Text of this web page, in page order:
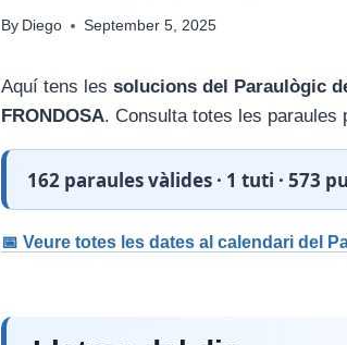
By Diego September 5, 2025
Aquí tens les solucions del Paraulògic
FRONDOSA. Consulta totes les
162 paraules vàlides · 1 tuti · 573
📅 Veure totes les dates al calendari del